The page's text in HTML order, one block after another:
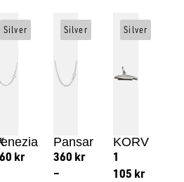
kr
Silver
Pansar
360 kr
–
Silver
KORV
1
105 kr
Silver